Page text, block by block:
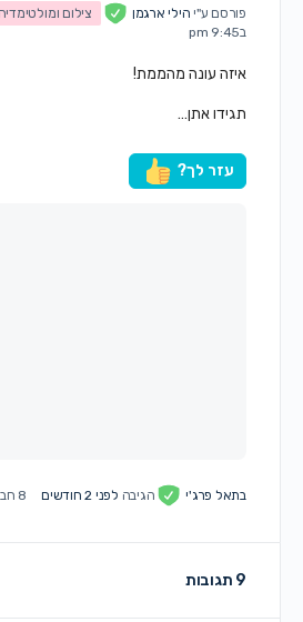
פורסם ע"יהילי ארגמן צילום ומולטימדיה
ב9:45 pm
איזה עונה מהממת!
תגידו אתן…
עזר לך?
בתאל פרג'י הגיבהלפני 2 חודשים 8 חברות
9 תגובות